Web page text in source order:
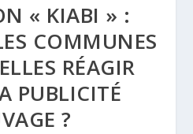
« KIABI » :
COMMUNES
RÉAGIR
PUBLICITÉ
?